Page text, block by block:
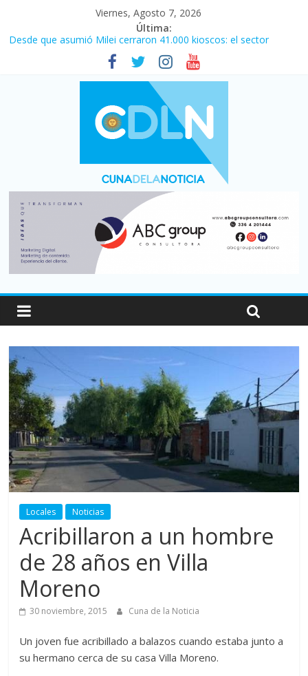
Viernes, Agosto 7, 2026
Última:
Desde que asumió Milei cerraron 41.000 kioscos: el sector
denuncia crisis como en 2001
Vacaciones de invierno con más movimiento y consumo
turístico: 4,6 millones de personas viajaron por el país, un 5,9%
Fuerte caída de la venta de autos usados en julio: bajó un 12,6%
Central venció 1 a 0 al River de Coudet en el Monumental
La morosidad alcanzó su nivel más alto en dos décadas y ya
afecta a 400 mil deudores en Santa Fe
Locales Noticias
Acribillaron a un hombre
de 28 años en Villa
Moreno
30 noviembre, 2015 Cuna de la Noticia
Un joven fue acribillado a balazos cuando estaba junto a
su hermano cerca de su casa Villa Moreno.